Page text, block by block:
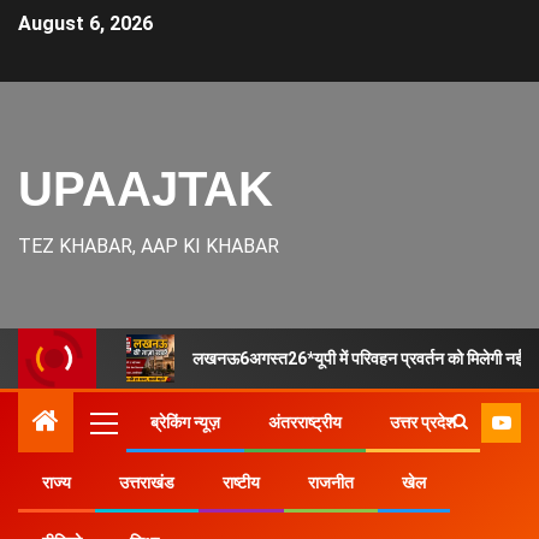
August 6, 2026
UPAAJTAK
TEZ KHABAR, AAP KI KHABAR
लखनऊ6अगस्त26*यूपी में परिवहन प्रवर्तन को मिलेगी नई
ब्रेकिंग न्यूज़ अंतरराष्ट्रीय उत्तर प्रदेश
राज्य उत्तराखंड राष्टीय राजनीत खेल